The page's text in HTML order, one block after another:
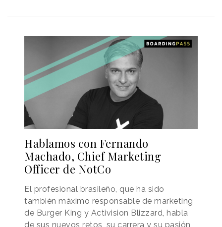
Hablamos con Fernando
Machado, Chief Marketing
Officer de NotCo
El profesional brasileño, que ha sido
también máximo responsable de marketing
de Burger King y Activision Blizzard, habla
de sus nuevos retos, su carrera y su pasión